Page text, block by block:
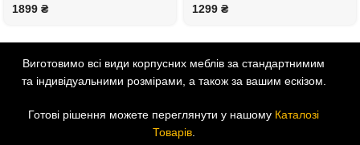
1899 ₴
1299 ₴
Виготовимо всі види корпусних меблів за стандартнимим
та індивідуальними розмірами, а також за вашим ескізом.
Готові рішення можете переглянути у нашому Каталозі
Товарів.